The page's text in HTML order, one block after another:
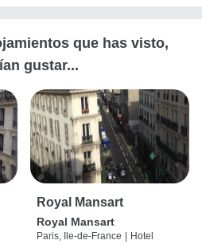
que has visto,
gustar...
Royal Mansart
Royal Mansart
Paris, Ile-de-France Hotel